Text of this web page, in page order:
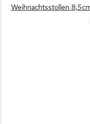
Weihnachtsstollen